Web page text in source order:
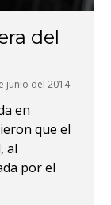
del
junio del 2014
en
que el
al
por el